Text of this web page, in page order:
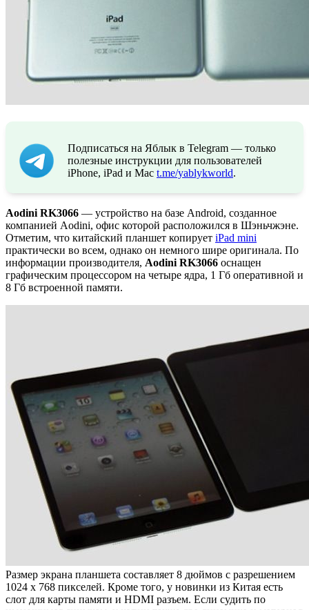
Подписаться на Яблык в Telegram — только
полезные инструкции для пользователей
iPhone, iPad и Mac t.me/yablykworld.
Aodini RK3066 — устройство на базе Android, созданное
компанией Aodini, офис которой расположился в Шэньчжэне.
Отметим, что китайский планшет копирует iPad mini
практически во всем, однако он немного шире оригинала. По
информации производителя, Aodini RK3066 оснащен
графическим процессором на четыре ядра, 1 Гб оперативной и
8 Гб встроенной памяти.
Размер экрана планшета составляет 8 дюймов с разрешением
1024 х 768 пикселей. Кроме того, у новинки из Китая есть
слот для карты памяти и HDMI разъем. Если судить по